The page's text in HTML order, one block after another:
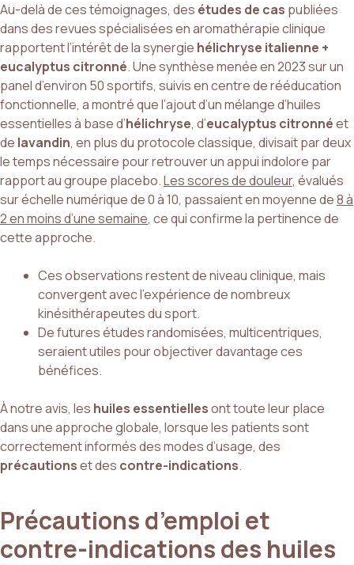
Au-delà de ces témoignages, des études de cas publiées
dans des revues spécialisées en aromathérapie clinique
rapportent l’intérêt de la synergie hélichryse italienne +
eucalyptus citronné. Une synthèse menée en 2023 sur un
panel d’environ 50 sportifs, suivis en centre de rééducation
fonctionnelle, a montré que l’ajout d’un mélange d’huiles
essentielles à base d’hélichryse, d’eucalyptus citronnéet
de lavandin, en plus du protocole classique, divisait par deux
le temps nécessaire pour retrouver un appui indolore par
rapport au groupe placebo.Les scores de douleur, évalués
sur échelle numérique de 0 à 10, passaient en moyenne de8 à
2 en moins d’une semaine, ce qui confirme la pertinence de
cette approche.
Ces observations restent de niveau clinique, mais
convergent avec l’expérience de nombreux
kinésithérapeutes du sport.
De futures études randomisées, multicentriques,
seraient utiles pour objectiver davantage ces
bénéfices.
À notre avis, les huiles essentiellesont toute leur place
dans une approche globale, lorsque les patients sont
correctement informés des modes d’usage, des
précautionset des contre-indications.
Précautions d’emploi et
contre-indications des huiles